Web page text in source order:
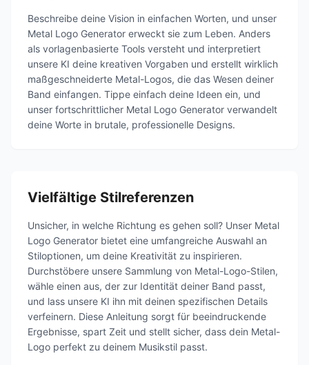
Beschreibe deine Vision in einfachen Worten, und unser
Metal Logo Generator erweckt sie zum Leben. Anders
als vorlagenbasierte Tools versteht und interpretiert
unsere KI deine kreativen Vorgaben und erstellt wirklich
maßgeschneiderte Metal-Logos, die das Wesen deiner
Band einfangen. Tippe einfach deine Ideen ein, und
unser fortschrittlicher Metal Logo Generator verwandelt
deine Worte in brutale, professionelle Designs.
Vielfältige Stilreferenzen
Unsicher, in welche Richtung es gehen soll? Unser Metal
Logo Generator bietet eine umfangreiche Auswahl an
Stiloptionen, um deine Kreativität zu inspirieren.
Durchstöbere unsere Sammlung von Metal-Logo-Stilen,
wähle einen aus, der zur Identität deiner Band passt,
und lass unsere KI ihn mit deinen spezifischen Details
verfeinern. Diese Anleitung sorgt für beeindruckende
Ergebnisse, spart Zeit und stellt sicher, dass dein Metal-
Logo perfekt zu deinem Musikstil passt.